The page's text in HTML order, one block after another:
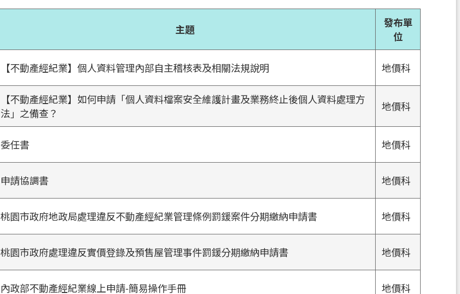
主題
發布單
位
【不動產經紀業】個人資料管理內部自主稽核表及相關法規說明 地價科
【不動產經紀業】如何申請「個人資料檔案安全維護計畫及業務終止後個人資料處理方
法」之備查？
地價科
委任書 地價科
申請協調書 地價科
桃園市政府地政局處理違反不動產經紀業管理條例罰鍰案件分期繳納申請書 地價科
桃園市政府處理違反實價登錄及預售屋管理事件罰鍰分期繳納申請書 地價科
內政部不動產經紀業線上申請-簡易操作手冊 地價科